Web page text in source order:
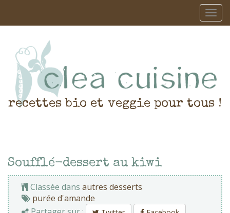
recettes bio et veggie pour tous !
Soufflé-dessert au kiwi
Classée dans autres desserts
purée d'amande